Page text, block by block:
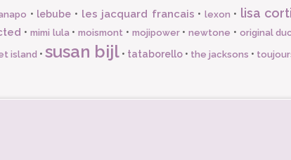
• lebube • les jacquard francais • lexon • lisa corti
• mimi lula •moismont • mojipower•newtone • original
island • susan bijl • tataborello • the jacksons •